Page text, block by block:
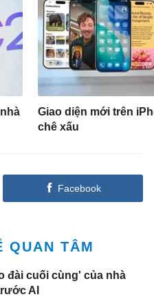
Giao diện mới trên
chê xấu
Facebook
QUAN TÂM
đài cuối cùng' của nhà
AI